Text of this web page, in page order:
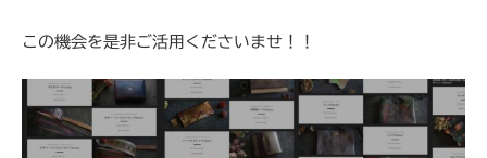
この機会を是非ご活用くださいませ！！